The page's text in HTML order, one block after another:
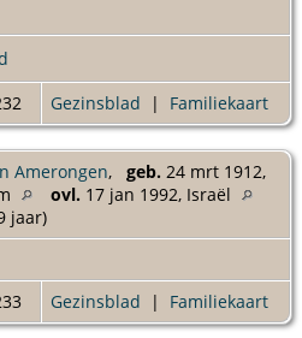
Gezinsblad | Familiekaart
Amerongen, geb. 24 mrt 1912,
ovl. 17 jan 1992, Israël
jaar)
Gezinsblad | Familiekaart